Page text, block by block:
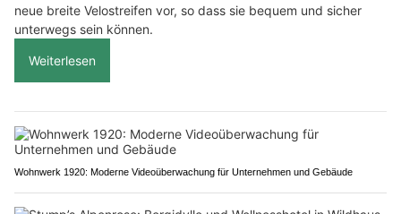
neue breite Velostreifen vor, so dass sie bequem und sicher
unterwegs sein können.
Weiterlesen
Wohnwerk 1920: Moderne Videoüberwachung für Unternehmen und Gebäude